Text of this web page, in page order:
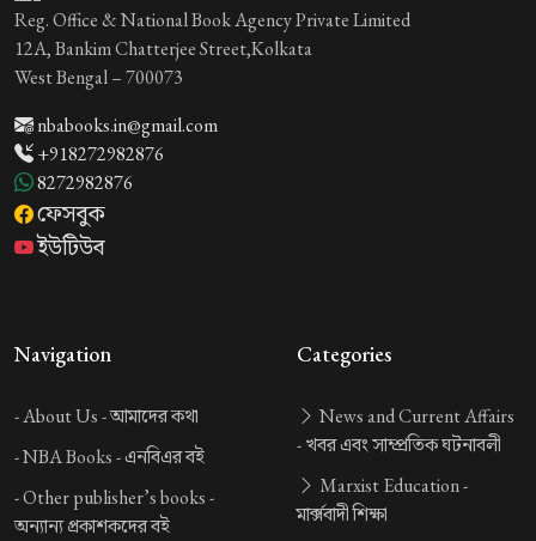
Reg. Office & National Book Agency Private Limited
12A, Bankim Chatterjee Street,Kolkata
West Bengal – 700073
nbabooks.in@gmail.com
+918272982876
8272982876
ফেসবুক
ইউটিউব
Navigation
-About Us -আমাদের কথা
-NBA Books -এনবিএর বই
-Other publisher’s books -
অন্যান্য প্রকাশকদের বই
Categories
News and Current Affairs
-খবর এবং সাম্প্রতিক ঘটনাবলী
Marxist Education -
মার্ক্সবাদী শিক্ষা